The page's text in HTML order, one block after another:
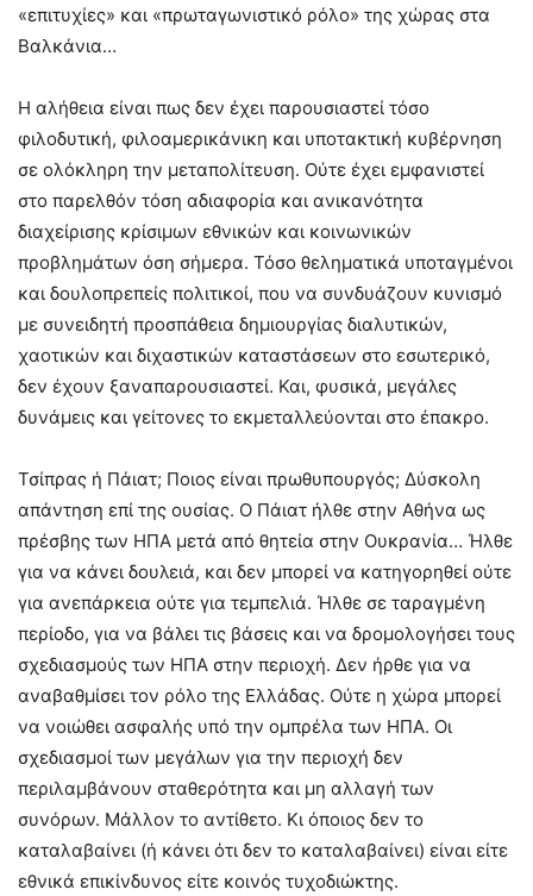
«επιτυχίες» και «πρωταγωνιστικό ρόλο» της χώρας στα
Βαλκάνια…
Η αλήθεια είναι πως δεν έχει παρουσιαστεί τόσο
φιλοδυτική, φιλοαμερικάνικη και υποτακτική κυβέρνηση
σε ολόκληρη την μεταπολίτευση. Ούτε έχει εμφανιστεί
στο παρελθόν τόση αδιαφορία και ανικανότητα
διαχείρισης κρίσιμων εθνικών και κοινωνικών
προβλημάτων όση σήμερα. Τόσο θεληματικά υποταγμένοι
και δουλοπρεπείς πολιτικοί, που να συνδυάζουν κυνισμό
με συνειδητή προσπάθεια δημιουργίας διαλυτικών,
χαοτικών και διχαστικών καταστάσεων στο εσωτερικό,
δεν έχουν ξαναπαρουσιαστεί. Και, φυσικά, μεγάλες
δυνάμεις και γείτονες το εκμεταλλεύονται στο έπακρο.
Τσίπρας ή Πάιατ; Ποιος είναι πρωθυπουργός; Δύσκολη
απάντηση επί της ουσίας. Ο Πάιατ ήλθε στην Αθήνα ως
πρέσβης των ΗΠΑ μετά από θητεία στην Ουκρανία… Ήλθε
για να κάνει δουλειά, και δεν μπορεί να κατηγορηθεί ούτε
για ανεπάρκεια ούτε για τεμπελιά. Ήλθε σε ταραγμένη
περίοδο, για να βάλει τις βάσεις και να δρομολογήσει τους
σχεδιασμούς των ΗΠΑ στην περιοχή. Δεν ήρθε για να
αναβαθμίσει τον ρόλο της Ελλάδας. Ούτε η χώρα μπορεί
να νοιώθει ασφαλής υπό την ομπρέλα των ΗΠΑ. Οι
σχεδιασμοί των μεγάλων για την περιοχή δεν
περιλαμβάνουν σταθερότητα και μη αλλαγή των
συνόρων. Μάλλον το αντίθετο. Κι όποιος δεν το
καταλαβαίνει (ή κάνει ότι δεν το καταλαβαίνει) είναι είτε
εθνικά επικίνδυνος είτε κοινός τυχοδιώκτης.